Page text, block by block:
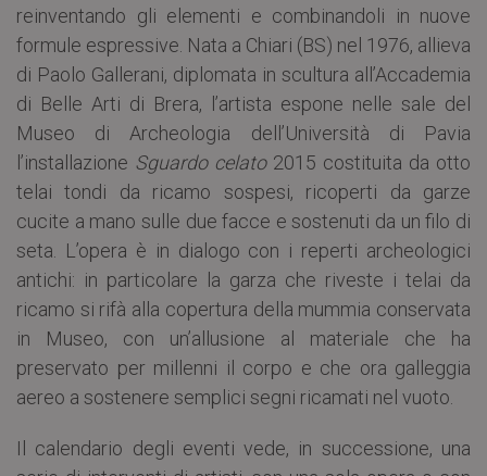
reinventando gli elementi e combinandoli in nuove
formule espressive. Nata a Chiari (BS) nel 1976, allieva
di Paolo Gallerani, diplomata in scultura all’Accademia
di Belle Arti di Brera, l’artista espone nelle sale del
Museo di Archeologia dell’Università di Pavia
l’installazione Sguardo celato2015 costituita da otto
telai tondi da ricamo sospesi, ricoperti da garze
cucite a mano sulle due facce e sostenuti da un filo di
seta. L’opera è in dialogo con i reperti archeologici
antichi: in particolare la garza che riveste i telai da
ricamo si rifà alla copertura della mummia conservata
in Museo, con un’allusione al materiale che ha
preservato per millenni il corpo e che ora galleggia
aereo a sostenere semplici segni ricamati nel vuoto.
Il calendario degli eventi vede, in successione, una